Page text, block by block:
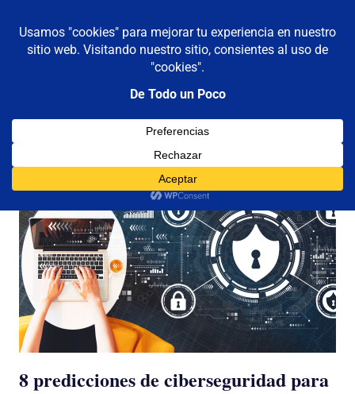
contenido
De todo un poco
Reflexiones,
Viajes
MENÚ
8 predicciones de ciberseguridad para